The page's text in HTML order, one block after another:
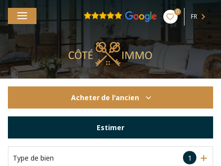
0
FR
Acheter de l'ancien
Estimer
Type de bien 1